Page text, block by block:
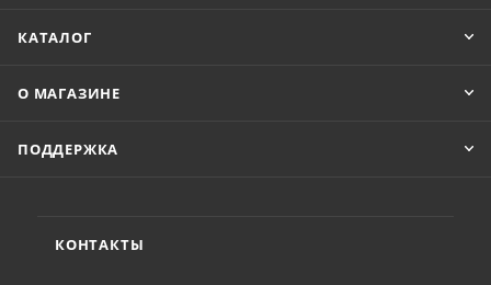
КАТАЛОГ
О МАГАЗИНЕ
ПОДДЕРЖКА
КОНТАКТЫ